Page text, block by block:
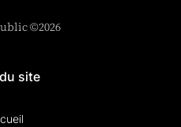
©2026
site